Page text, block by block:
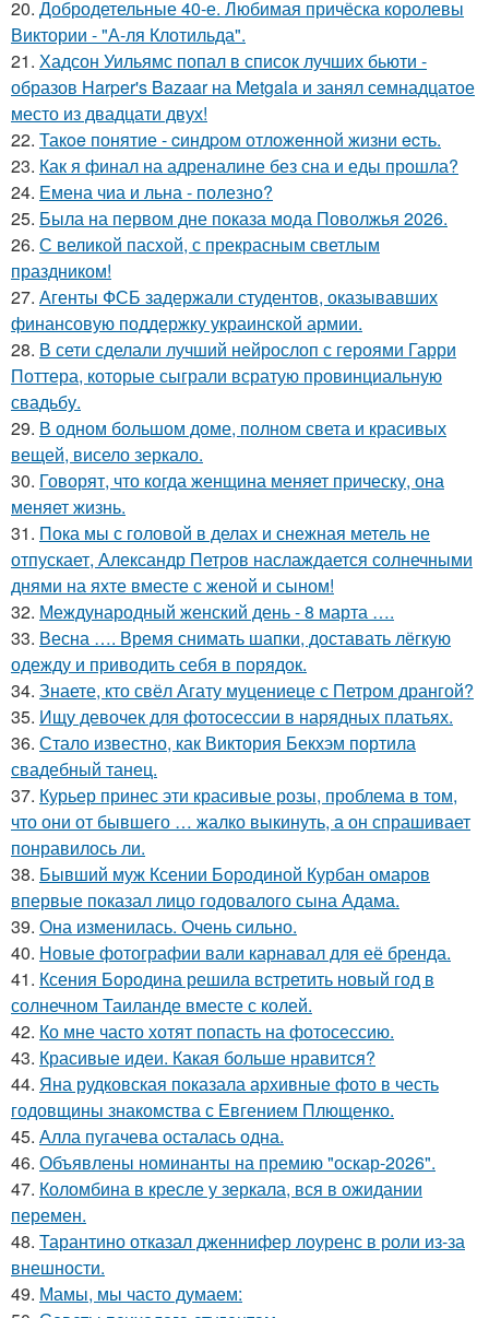
20. Добродетельные 40-е. Любимая причёска королевы
Виктории - "А-ля Клотильда".
21. Хадсон Уильямс попал в список лучших бьюти -
образов Harper's Bazaar на Metgala и занял семнадцатое
место из двадцати двух!
22. Такoe понятие - cиндpом отложeнной жизни ecть.
23. Как я финал на адреналине без сна и еды прошла?
24. Емена чиа и льна - полезно?
25. Была на первом дне показа мода Поволжья 2026.
26. С великой пасхой, с прекрасным светлым
праздником!
27. Агенты ФСБ задержали студентов, оказывавших
финансовую поддержку украинской армии.
28. В сети сделали лучший нейрослоп с героями Гарри
Поттера, которые сыграли всратую провинциальную
свадьбу.
29. В одном большом доме, полном света и красивых
вещей, висело зеркало.
30. Говорят, что когда женщина меняет прическу, она
меняет жизнь.
31. Пока мы с головой в делах и снежная метель не
отпускает, Александр Петров наслаждается солнечными
днями на яхте вместе с женой и сыном!
32. Международный женский день - 8 марта ….
33. Весна …. Время снимать шапки, доставать лёгкую
одежду и приводить себя в порядок.
34. Знаете, кто свёл Агату муцениеце с Петром дрангой?
35. Ищу девочек для фотосессии в нарядных платьях.
36. Стало известно, как Виктория Бекхэм портила
свадебный танец.
37. Курьер принес эти красивые розы, проблема в том,
что они от бывшего … жалко выкинуть, а он спрашивает
понравилось ли.
38. Бывший муж Ксении Бородиной Курбан омаров
впервые показал лицо годовалого сына Адама.
39. Она изменилась. Очень сильно.
40. Новые фотографии вали карнавал для её бренда.
41. Ксения Бородина решила встретить новый год в
солнечном Таиланде вместе с колей.
42. Ко мне часто хотят попасть на фотосессию.
43. Красивые идеи. Какая больше нравится?
44. Яна рудковская показала архивные фото в честь
годовщины знакомства с Евгением Плющенко.
45. Алла пугачева осталась одна.
46. Объявлены номинанты на премию "оскар-2026".
47. Коломбина в кресле у зеркала, вся в ожидании
перемен.
48. Тарантино отказал дженнифер лоуренс в роли из-за
внешности.
49. Мамы, мы часто думаем: